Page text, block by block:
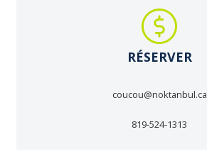
RÉSERVER
coucou@noktanbul.ca
819-524-1313